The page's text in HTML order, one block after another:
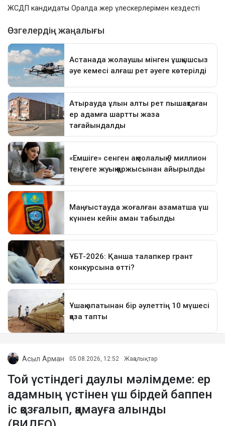
ЖСДП кандидаты Оралда жер үлескерлерімен кездесті
Асыл Арман 05.08.2026, 12:52 Жаңалықтар
Той үстіндегі даулы мәлімдеме: ер
адамның үстінен үш бірдей баппен
іс қозғалып, қамауға алынды